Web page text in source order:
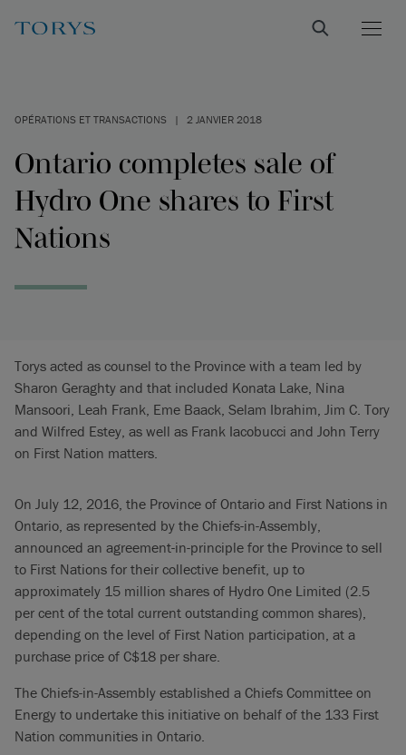
OPÉRATIONS ET TRANSACTIONS | 2 JANVIER 2018
Ontario completes sale of
Hydro One shares to First
Nations
Torys acted as counsel to the Province with a team led by
Sharon Geraghty and that included Konata Lake, Nina
Mansoori, Leah Frank, Eme Baack, Selam Ibrahim, Jim C. Tory
and Wilfred Estey, as well as Frank Iacobucci and John Terry
on First Nation matters.
On July 12, 2016, the Province of Ontario and First Nations in
Ontario, as represented by the Chiefs-in-Assembly,
announced an agreement-in-principle for the Province to sell
to First Nations for their collective benefit, up to
approximately 15 million shares of Hydro One Limited (2.5
per cent of the total current outstanding common shares),
depending on the level of First Nation participation, at a
purchase price of C$18 per share.
The Chiefs-in-Assembly established a Chiefs Committee on
Energy to undertake this initiative on behalf of the 133 First
Nation communities in Ontario.